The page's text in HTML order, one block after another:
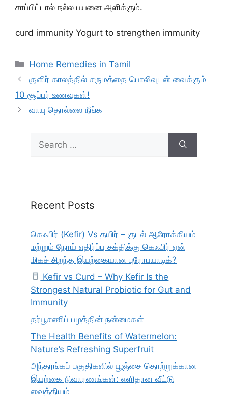
சாப்பிட்டால் நல்ல பயனை அளிக்கும்.
curd immunity Yogurt to strengthen immunity
Categories
Home Remedies in Tamil
குளிர் காலத்தில் சருமத்தை பொலிவுடன் வைக்கும்
10 சூப்பர் உணவுகள்!
வாயு தொல்லை நீங்க
Search
for:
Recent Posts
கெஃபிர் (Kefir) Vs தயிர் – குடல் ஆரோக்கியம்
மற்றும் நோய் எதிர்ப்பு சக்திக்கு கெஃபிர் ஏன்
மிகச் சிறந்த இயற்கையான புரோபயாடிக்?
Kefir vs Curd – Why Kefir Is the
Strongest Natural Probiotic for Gut and
Immunity
தர்பூசணிப் பழத்தின் நன்மைகள்
The Health Benefits of Watermelon:
Nature’s Refreshing Superfruit
அந்தரங்கப் பகுதிகளில் பூஞ்சை தொற்றுக்கான
இயற்கை நிவாரணங்கள்: எளிதான வீட்டு
வைத்தியம்